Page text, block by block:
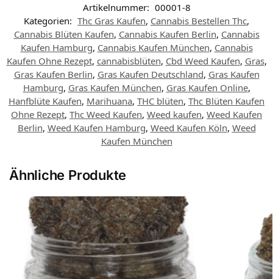
Artikelnummer: 00001-8
Kategorien: Thc Gras Kaufen, Cannabis Bestellen Thc,
Cannabis Blüten Kaufen, Cannabis Kaufen Berlin, Cannabis
Kaufen Hamburg, Cannabis Kaufen München, Cannabis
Kaufen Ohne Rezept, cannabisblüten, Cbd Weed Kaufen, Gras,
Gras Kaufen Berlin, Gras Kaufen Deutschland, Gras Kaufen
Hamburg, Gras Kaufen München, Gras Kaufen Online,
Hanfblüte Kaufen, Marihuana, THC blüten, Thc Blüten Kaufen
Ohne Rezept, Thc Weed Kaufen, Weed kaufen, Weed Kaufen
Berlin, Weed Kaufen Hamburg, Weed Kaufen Köln, Weed
Kaufen München
Ähnliche Produkte